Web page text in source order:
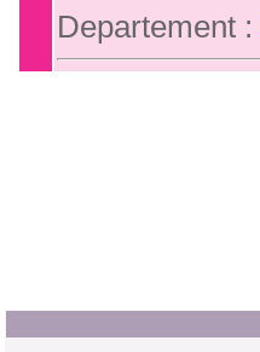
Departement :